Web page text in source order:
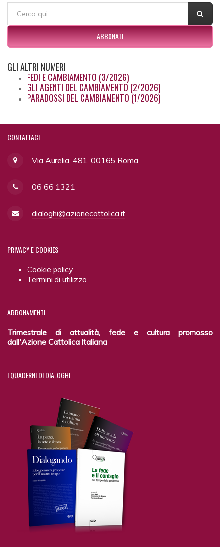
FORM DI RICERCA
ABBONATI
GLIALTRI NUMERI
FEDI E CAMBIAMENTO (3/2026)
GLI AGENTI DEL CAMBIAMENTO (2/2026)
PARADOSSI DEL CAMBIAMENTO (1/2026)
CONTATTACI
Via Aurelia, 481, 00165 Roma
06 66 1321
dialoghi@azionecattolica.it
PRIVACYE COOKIES
Cookie policy
Termini di utilizzo
ABBONAMENTI
Trimestrale di attualità, fede e cultura promosso
dall'Azione Cattolica Italiana
IQUADERNI DI DIALOGHI